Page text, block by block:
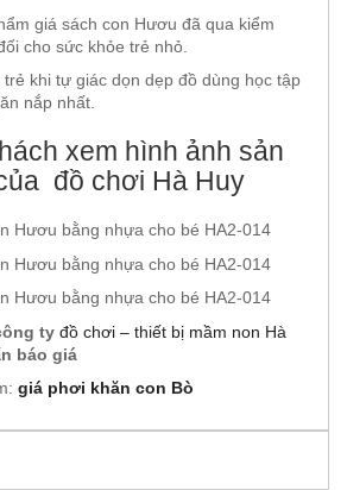
giá sách con Hươu đã qua kiểm
cho sức khỏe trẻ nhỏ.
khi tự giác dọn dẹp đồ dùng học tập
nắp nhất.
xem hình ảnh sản
đồ chơi Hà Huy
ty đồ chơi – thiết bị mầm non Hà
báo giá
giá phơi khăn con Bò